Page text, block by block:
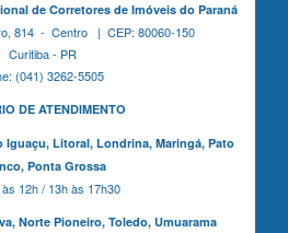
de Corretores de Imóveis do Paraná
814 - Centro | CEP: 80060-150
Curitiba - PR
(041) 3262-5505
DE ATENDIMENTO
Iguaçu,Litoral, Londrina, Maringá, Pato
Ponta Grossa
12h / 13h às 17h30
Norte Pioneiro, Toledo, Umuarama